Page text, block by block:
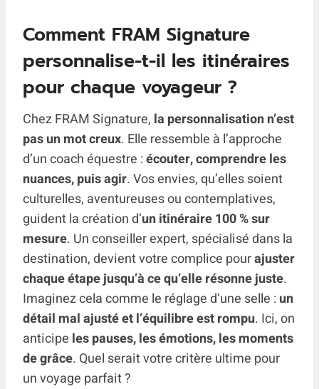
Comment FRAM Signature
personnalise-t-il les itinéraires
pour chaque voyageur ?
Chez FRAM Signature, la personnalisation n’est
pas un mot creux. Elle ressemble à l’approche
d’un coach équestre :écouter, comprendre les
nuances, puis agir. Vos envies, qu’elles soient
culturelles, aventureuses ou contemplatives,
guident la création d’un itinéraire 100 % sur
mesure. Un conseiller expert, spécialisé dans la
destination, devient votre complice pourajuster
chaque étape jusqu’à ce qu’elle résonne juste.
Imaginez cela comme le réglage d’une selle : un
détail mal ajusté et l’équilibre est rompu. Ici, on
anticipe les pauses, les émotions, les moments
de grâce. Quel serait votre critère ultime pour
un voyage parfait ?